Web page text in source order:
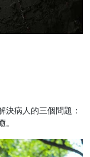
決病人的三個問題：